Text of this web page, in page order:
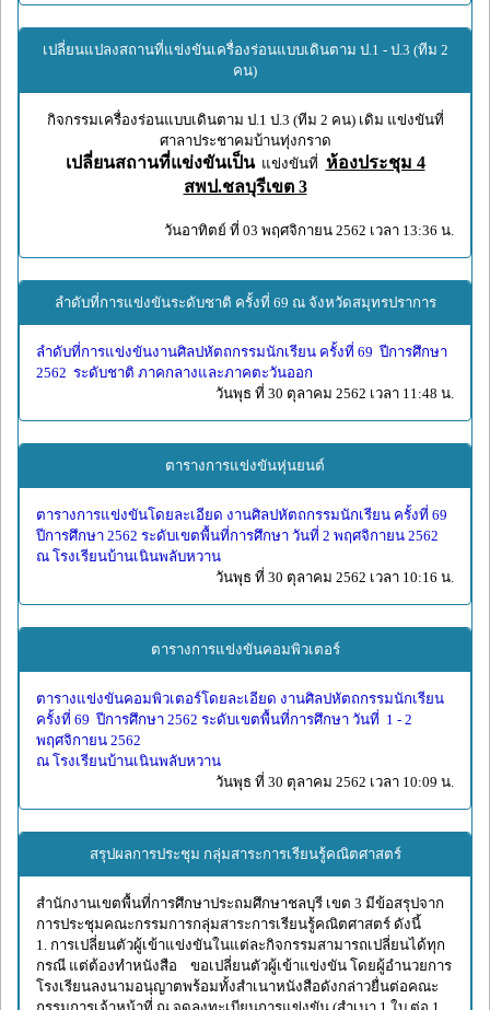
เปลี่ยนแปลงสถานที่แข่งขันเครื่องร่อนแบบเดินตาม ป.1 - ป.3 (ทีม 2
คน)
กิจกรรมเครื่องร่อนแบบเดินตาม ป.1 ป.3 (ทีม 2 คน) เดิม แข่งขันที่
ศาลาประชาคมบ้านทุ่งกราด
เปลี่ยนสถานที่แข่งขันเป็นแข่งขันที่ ห้องประชุม 4
สพป.ชลบุรีเขต 3
วันอาทิตย์ ที่ 03 พฤศจิกายน 2562 เวลา 13:36 น.
ลำดับที่การแข่งขันระดับชาติ ครั้งที่ 69 ณ จังหวัดสมุทรปราการ
ลำดับที่การแข่งขันงานศิลปหัตถกรรมนักเรียน ครั้งที่ 69 ปีการศึกษา
2562 ระดับชาติ ภาคกลางและภาคตะวันออก
วันพุธ ที่ 30 ตุลาคม 2562 เวลา 11:48 น.
ตารางการแข่งขันหุ่นยนต์
ตารางการแข่งขันโดยละเอียด งานศิลปหัตถกรรมนักเรียน ครั้งที่ 69
ปีการศึกษา 2562 ระดับเขตพื้นที่การศึกษา วันที่ 2 พฤศจิกายน 2562
ณ โรงเรียนบ้านเนินพลับหวาน
วันพุธ ที่ 30 ตุลาคม 2562 เวลา 10:16 น.
ตารางการแข่งขันคอมพิวเตอร์
ตารางแข่งขันคอมพิวเตอร์โดยละเอียด งานศิลปหัตถกรรมนักเรียน
ครั้งที่ 69 ปีการศึกษา 2562 ระดับเขตพื้นที่การศึกษา วันที่ 1 - 2
พฤศจิกายน 2562
ณ โรงเรียนบ้านเนินพลับหวาน
วันพุธ ที่ 30 ตุลาคม 2562 เวลา 10:09 น.
สรุปผลการประชุม กลุ่มสาระการเรียนรู้คณิตศาสตร์
สำนักงานเขตพื้นที่การศึกษาประถมศึกษาชลบุรี เขต 3 มีข้อสรุปจาก
การประชุมคณะกรรมการกลุ่มสาระการเรียนรู้คณิตศาสตร์ ดังนี้
1. การเปลี่ยนตัวผู้เข้าแข่งขันในแต่ละกิจกรรมสามารถเปลี่ยนได้ทุก
กรณี แต่ต้องทำหนังสือ ขอเปลี่ยนตัวผู้เข้าแข่งขัน โดยผู้อำนวยการ
โรงเรียนลงนามอนุญาตพร้อมทั้งสำเนาหนังสือดังกล่าวยื่นต่อคณะ